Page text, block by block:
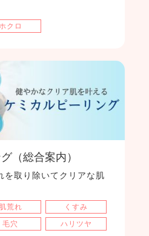
クロ
（総合案内）
を取り除いてクリアな肌
肌荒れ
くすみ
毛穴 ハリツヤ